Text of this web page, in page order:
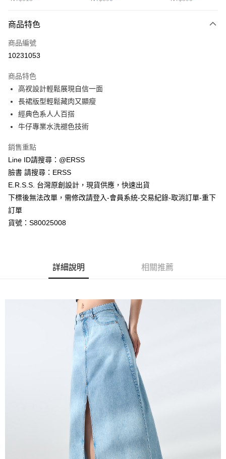
便利好安心！
２．便利：只要手機號碼，簡訊認證，即可結帳。
３．安心：先確認商品／服務後，再付款。
【「AFTEE先享後付」結帳流程】
１．於結帳方式選擇「AFTEE先享後付」後，將跳轉至「AFTEE先享後付」
結帳頁面，進行簡訊認證並確認金額後，即可完成結帳。
２．訂單成立數日內，您將收到繳費通知簡訊。
ATM／網路銀行／等多元方式進行付款，方視為交易完成。
※ 請注意：結帳手續完成當下不需立刻繳費，但若您需要取消訂單，請聯絡
後付繳納相關費用。
※ 交易是否成功請以「AFTEE先享後付 」之結帳頁面顯示為準，若有關於
是否繳費成功／繳費後需取消欲退款等相關疑問，請聯繫「AFTEE先享後付
客戶支援中心」https://netprotections.freshdesk.com/support/home
【注意事項】
１．透過由恩沛科技股份有限公司提供之「AFTEE先享後付」服務完成之交
易，需依本服務之必要範圍內提供個人資料，並將交易相關給付款項請求債
２．關於個人資料處理事宜，請瀏覽以下網址：
４．使用「AFTEE先享後付」時，將依據個別帳號之用戶狀況，依本公司即
時審查核予不同之上限額度；若仍有額度不足之情形，本公司將視審查結果
５．嚴禁一人註冊多個帳號或使用他人資訊註冊。若發現惡意使用之情形，
恩沛科技股份有限公司將有權停止該用戶之使用額度並採取法律行動。
運送方式
全家取貨付款
付款後全家取貨
每筆NT$80，滿NT$1,200(含以上)免運費
付款後萊爾富取貨
7-11取貨付款
每筆NT$80，滿NT$1,200(含以上)免運費
付款後7-11取貨
每筆NT$80，滿NT$1,200(含以上)免運費
商品特色
商品編號
10231053
商品特色
高衩設計輕鬆展現自信一面
長裙版型輕鬆藏肉又顯瘦
經典色系人人百搭
牛仔專業水洗褪色技術
銷售重點
Line ID請搜尋：@ERSS
臉書 請搜尋：ERSS
E.R.S.S. 台灣原創設計，現貨供應，快速出貨
下標後無法改單，需修改請登入-會員系統-交易紀錄-取消訂單-重下
訂單
貨號：S80025008
詳細說明 相關推薦